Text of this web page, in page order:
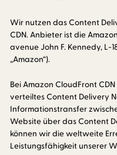
Wir nutzen das Content
CDN. Anbieter ist die
avenue John F. Kennedy, L-
„Amazon“).
Bei Amazon CloudFront
verteiltes Content Delivery
Informationstransfer
Website über das Content
können wir die weltweite
Leistungsfähigkeit unserer